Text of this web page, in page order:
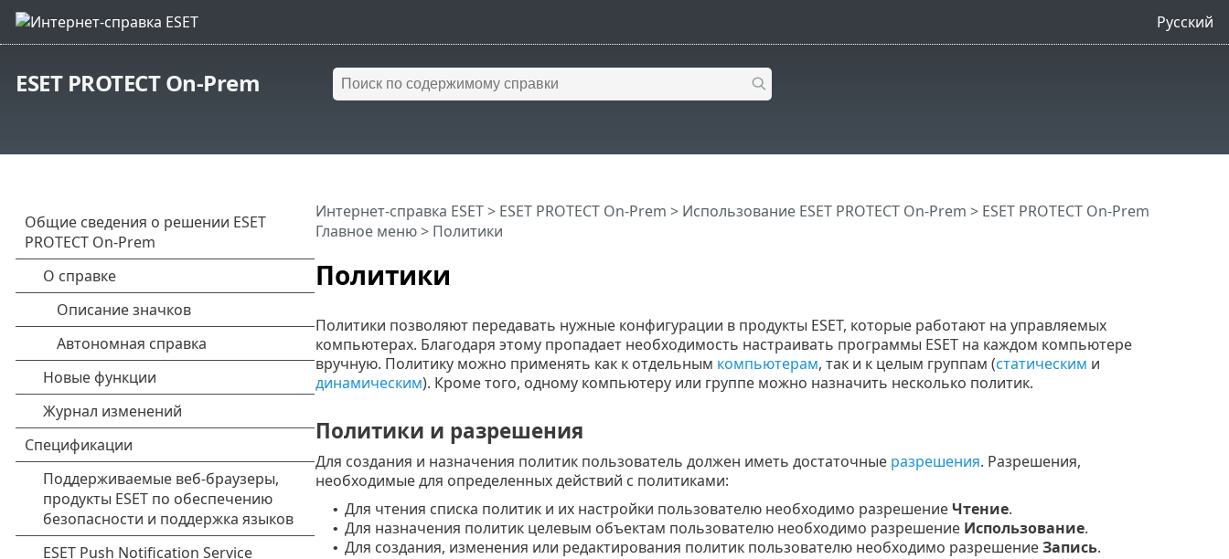
Русский
ESET PROTECT On-Prem
Политики
Интернет-справка ESET> ESET PROTECT On-Prem > Использование ESET PROTECT On-Prem > ESET PROTECT On-Prem
Главное меню> Политики
Политики позволяют передавать нужные конфигурации в продукты ESET, которые работают на управляемых
компьютерах. Благодаря этому пропадает необходимость настраивать программы ESET на каждом компьютере
вручную. Политику можно применять как к отдельным компьютерам, так и к целым группам (статическим и
динамическим). Кроме того, одному компьютеру или группе можно назначить несколько политик.
Политики и разрешения
Для создания и назначения политик пользователь должен иметь достаточные разрешения. Разрешения,
необходимые для определенных действий с политиками:
• Для чтения списка политик и их настройки пользователю необходимо разрешениеЧтение.
• Для назначения политик целевым объектам пользователю необходимо разрешение Использование.
• Для создания, изменения или редактирования политик пользователю необходимо разрешениеЗапись.